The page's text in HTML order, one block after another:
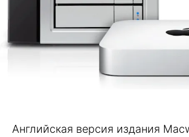
Английская версия издания